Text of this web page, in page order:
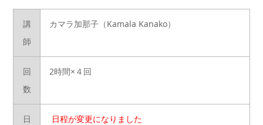
講
師
カマラ加那子（Kamala Kanako）
回
数
2時間×４回
日
日程が変更になりました